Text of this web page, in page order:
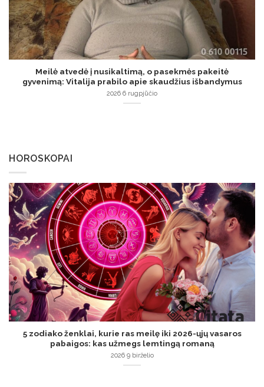
Meilė atvedė į nusikaltimą, o pasekmės pakeitė
gyvenimą: Vitalija prabilo apie skaudžius išbandymus
2026 6 rugpjūčio
HOROSKOPAI
5 zodiako ženklai, kurie ras meilę iki 2026-ųjų vasaros
pabaigos: kas užmegs lemtingą romaną
2026 9 birželio